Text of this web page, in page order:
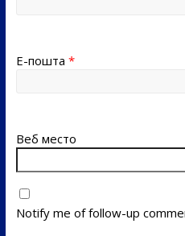
Е-пошта *
Веб место
Notify me of follow-up